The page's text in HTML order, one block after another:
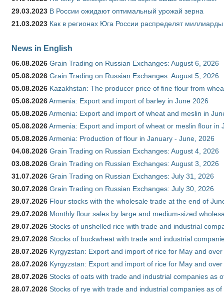
29.03.2023 В России ожидают оптимальный урожай зерна
21.03.2023 Как в регионах Юга России распределят
News in English
06.08.2026 Grain Trading on Russian Exchanges: August 6, 2026
05.08.2026 Grain Trading on Russian Exchanges: August 5, 2026
05.08.2026 Kazakhstan: The producer price of fine flour from
05.08.2026Armenia: Export and import of barley in June 2026
05.08.2026Armenia: Export and import of wheat and meslin in
05.08.2026Armenia: Export and import of wheat or meslin flour in
05.08.2026Armenia: Production of flour in January - June, 2026
04.08.2026 Grain Trading on Russian Exchanges: August 4, 2026
03.08.2026 Grain Trading on Russian Exchanges: August 3, 2026
31.07.2026 Grain Trading on Russian Exchanges: July 31, 2026
30.07.2026 Grain Trading on Russian Exchanges: July 30, 2026
29.07.2026 Flour stocks with the wholesale trade at the end of
29.07.2026 Monthly flour sales by large and medium-sized
29.07.2026 Stocks of unshelled rice with trade and industrial
29.07.2026 Stocks of buckwheat with trade and industrial
28.07.2026 Kyrgyzstan: Export and import of rice for May and
28.07.2026 Kyrgyzstan: Export and import of rice for May and
28.07.2026 Stocks of oats with trade and industrial companies as
28.07.2026 Stocks of rye with trade and industrial companies as